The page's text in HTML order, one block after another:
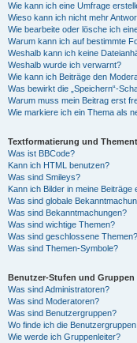
Wie kann ich eine Umfrage
Wieso kann ich nicht mehr
Wie bearbeite oder lösche ich
Warum kann ich auf bestimmte
Weshalb kann ich keine
Weshalb wurde ich verwarnt?
Wie kann ich Beiträge den
Was bewirkt die „Speichern“-
Warum muss mein Beitrag erst
Wie markiere ich ein Thema als
Textformatierung und
Was ist BBCode?
Kann ich HTML benutzen?
Was sind Smileys?
Kann ich Bilder in meine Beiträge
Was sind globale
Was sind Bekanntmachungen?
Was sind wichtige Themen?
Was sind geschlossene Themen?
Was sind Themen-Symbole?
Benutzer-Stufen und Gruppen
Was sind Administratoren?
Was sind Moderatoren?
Was sind Benutzergruppen?
Wo finde ich die
Wie werde ich Gruppenleiter?